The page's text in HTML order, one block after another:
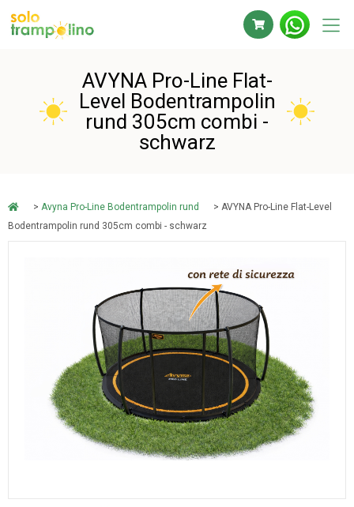
AVYNA Pro-Line Flat-
Level Bodentrampolin
rund 305cm combi -
schwarz
> Avyna Pro-Line Bodentrampolin rund
> AVYNA Pro-Line Flat-Level
Bodentrampolin rund 305cm combi - schwarz